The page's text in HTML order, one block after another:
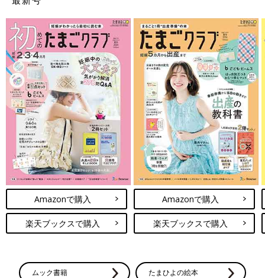
Amazonで購入
楽天ブックスで購入
Amazonで購入
楽天ブックスで購入
ムック書籍 たまひよの絵本